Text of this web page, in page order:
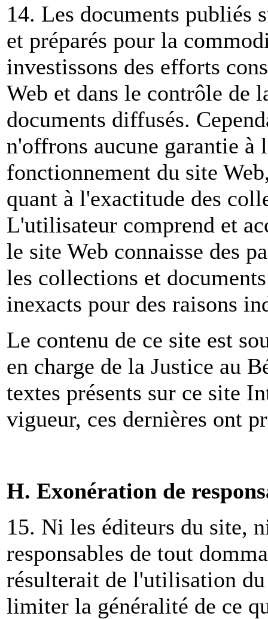
14. Les documents publiés
et préparés pour la
investissons des efforts
Web et dans le contrôle de
documents diffusés.
n'offrons aucune garantie
fonctionnement du site
quant à l'exactitude des
L'utilisateur comprend et
le site Web connaisse des
les collections et
inexacts pour des raisons
Le contenu de ce site est
en charge de la Justice au
textes présents sur ce site
vigueur, ces dernières ont
H. Exonération de
15. Ni les éditeurs du site,
responsables de tout
résulterait de l'utilisation
limiter la généralité de ce